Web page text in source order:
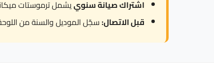
اشتراك صيانة سنوييشمل ترموستات
قبل الاتصال:سجّل الموديل والسنة من